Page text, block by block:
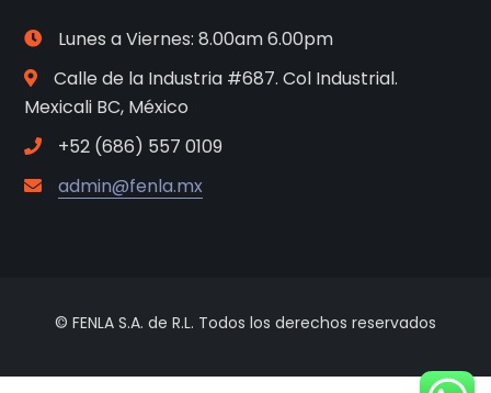
Lunes a Viernes: 8.00am 6.00pm
Calle de la Industria #687. Col Industrial.
Mexicali BC, México
+52 (686) 557 0109
admin@fenla.mx
© FENLA S.A. de R.L. Todos los derechos reservados